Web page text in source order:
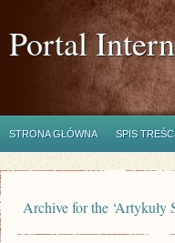
Portal
STRONA GŁÓWNA SPIS
Archive for the ‘Artykuły